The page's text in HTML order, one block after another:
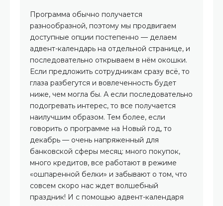
Программа обычно получается
разнообразной, поэтому мы продвигаем
доступные опции постепенно — делаем
адвент-календарь на отдельной странице, и
последовательно открываем в нём окошки.
Если предложить сотрудникам сразу всё, то
глаза разбегутся и вовлеченность будет
ниже, чем могла бы. А если последовательно
подогревать интерес, то все получается
наилучшим образом. Тем более, если
говорить о программе на Новый год, то
декабрь — очень напряженный для
банковской сферы месяц: много покупок,
много кредитов, все работают в режиме
«ошпаренной белки» и забывают о том, что
совсем скоро нас ждет волшебный
праздник! И с помощью адвент-календаря